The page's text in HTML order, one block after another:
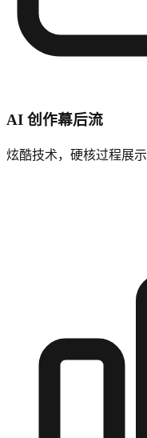
AI 创作幕后流
炫酷技术，硬核过程展示